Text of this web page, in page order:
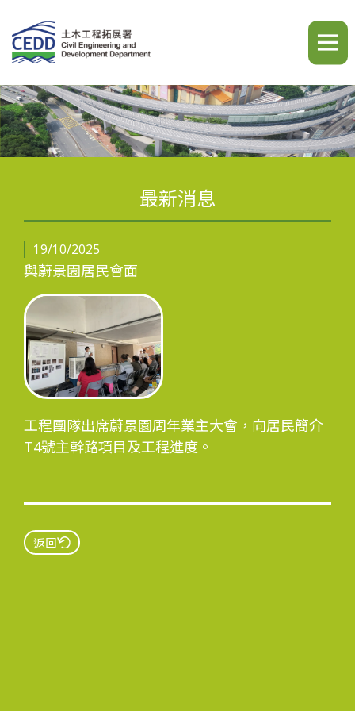
繁 简 ENG A A A
簡介
最新消息
工程進度
社區協作
最新消息
19/10/2025
與蔚景園居民會面
工程團隊出席蔚景園周年業主大會，向居民簡介
T4號主幹路項目及工程進度。
返回